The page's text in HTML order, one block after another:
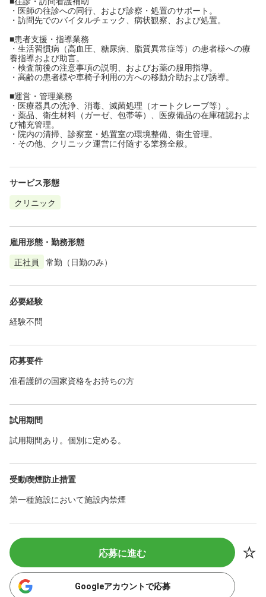
・医師の往診への同行、および診察・処置のサポート。
・訪問先でのバイタルチェック、病状観察、および処置。
■患者支援・指導業務
・生活習慣病（高血圧、糖尿病、脂質異常症等）の患者様への療
養指導および助言。
・検査前後の注意事項の説明、およびお薬の服用指導。
・高齢の患者様や車椅子利用の方への移動介助および誘導。
■運営・管理業務
・医療器具の洗浄、消毒、滅菌処理（オートクレーブ等）。
・薬品、衛生材料（ガーゼ、包帯等）、医療備品の在庫確認およ
び補充管理。
・院内の清掃、診察室・処置室の環境整備、衛生管理。
・その他、クリニック運営に付随する業務全般。
サービス形態
クリニック
雇用形態・勤務形態
正社員
常勤（日勤のみ）
必要経験
経験不問
応募要件
准看護師の国家資格をお持ちの方
試用期間
試用期間あり。個別に定める。
受動喫煙防止措置
第一種施設において施設内禁煙
応募に進む
Googleアカウントで応募